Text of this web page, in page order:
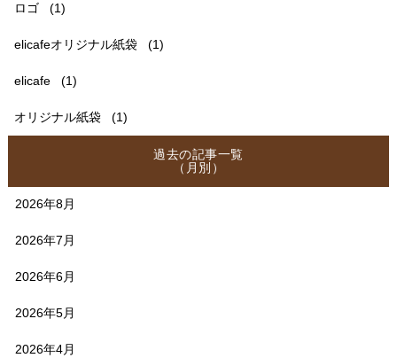
ロゴ (1)
elicafeオリジナル紙袋 (1)
elicafe (1)
オリジナル紙袋 (1)
過去の記事一覧
（月別）
2026年8月
2026年7月
2026年6月
2026年5月
2026年4月